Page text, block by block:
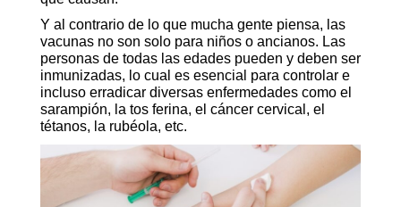
Y al contrario de lo que mucha gente piensa, las
vacunas no son solo para niños o ancianos. Las
personas de todas las edades pueden y deben ser
inmunizadas, lo cual es esencial para controlar e
incluso erradicar diversas enfermedades como el
sarampión, la tos ferina, el cáncer cervical, el
tétanos, la rubéola, etc.